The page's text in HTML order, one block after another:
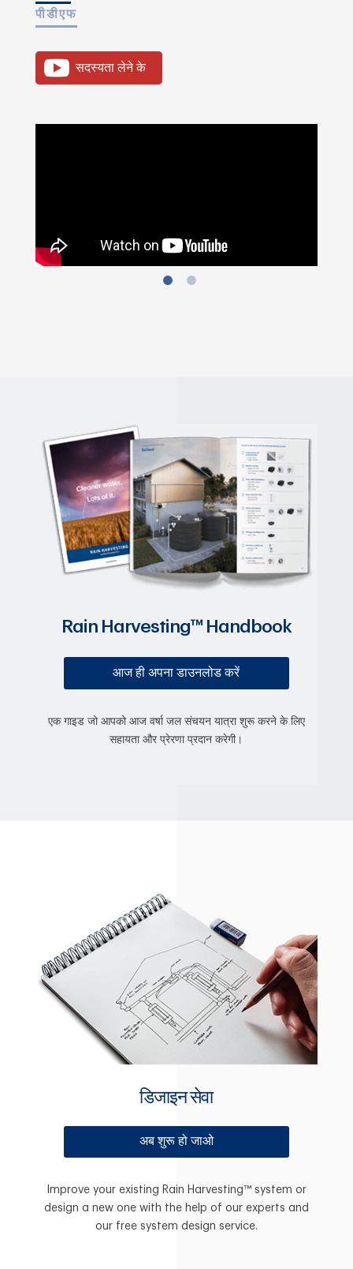
पीडीएफ
सदस्यता लेने के
Rain Harvesting™ Handbook
आज ही अपना डाउनलोड करें
एक गाइड जो आपको आज वर्षा जल संचयन यात्रा शुरू करने के लिए
सहायता और प्रेरणा प्रदान करेगी।
डिजाइन सेवा
अब शुरू हो जाओ
Improve your existing Rain Harvesting™ system or
design a new one with the help of our experts and
our free system design service.